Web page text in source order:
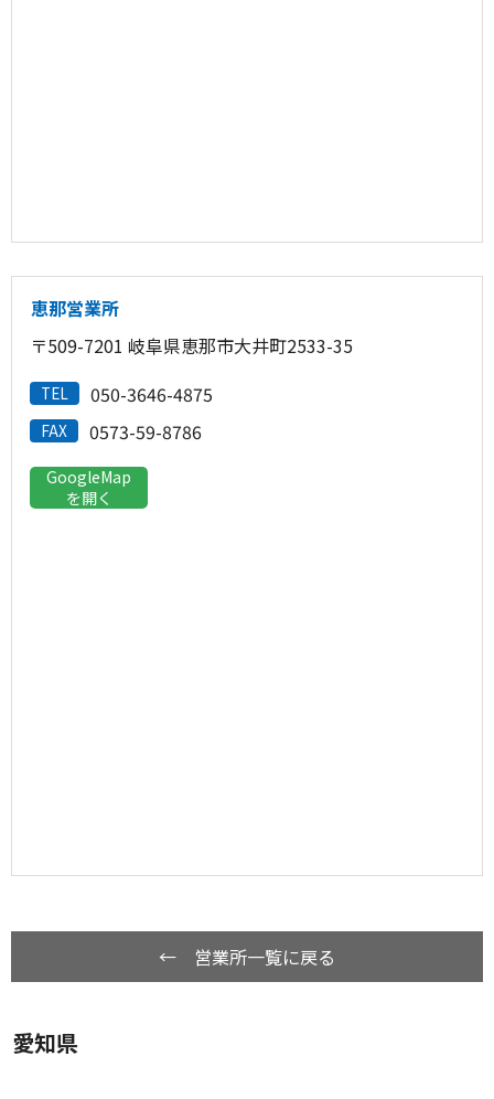
恵那営業所
〒509-7201 岐阜県恵那市大井町2533-35
TEL 050-3646-4875
FAX 0573-59-8786
GoogleMap
を開く
← 営業所一覧に戻る
愛知県